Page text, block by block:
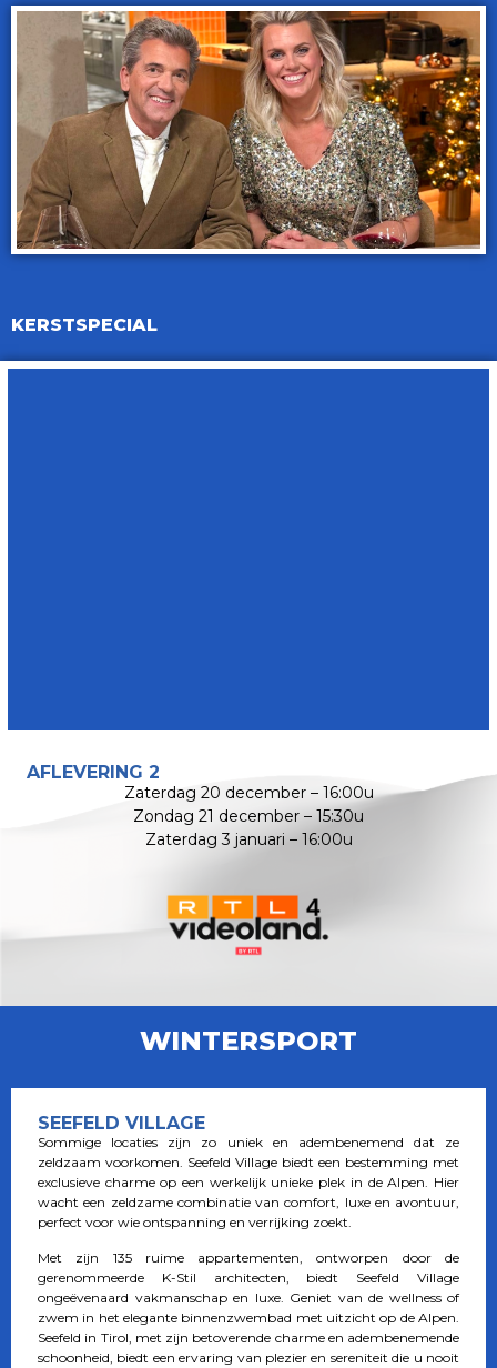
KERSTSPECIAL
AFLEVERING 2
Zaterdag 20 december – 16:00u
Zondag 21 december – 15:30u
Zaterdag 3 januari – 16:00u
WINTERSPORT
SEEFELD VILLAGE
Sommige locaties zijn zo uniek en adembenemend dat ze
zeldzaam voorkomen. Seefeld Village biedt een bestemming met
exclusieve charme op een werkelijk unieke plek in de Alpen. Hier
wacht een zeldzame combinatie van comfort, luxe en avontuur,
perfect voor wie ontspanning en verrijking zoekt.
Met zijn 135 ruime appartementen, ontworpen door de
gerenommeerde K-Stil architecten, biedt Seefeld Village
ongeëvenaard vakmanschap en luxe. Geniet van de wellness of
zwem in het elegante binnenzwembad met uitzicht op de Alpen.
Seefeld in Tirol, met zijn betoverende charme en adembenemende
schoonheid, biedt een ervaring van plezier en sereniteit die u nooit